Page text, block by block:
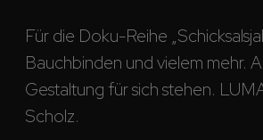
Für die Doku-Reihe
Bauchbinden und vielem mehr.
Gestaltung für sich stehen.
Scholz.